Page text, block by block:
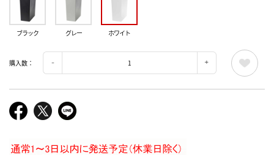
ブラック グレー ホワイト
購入数：